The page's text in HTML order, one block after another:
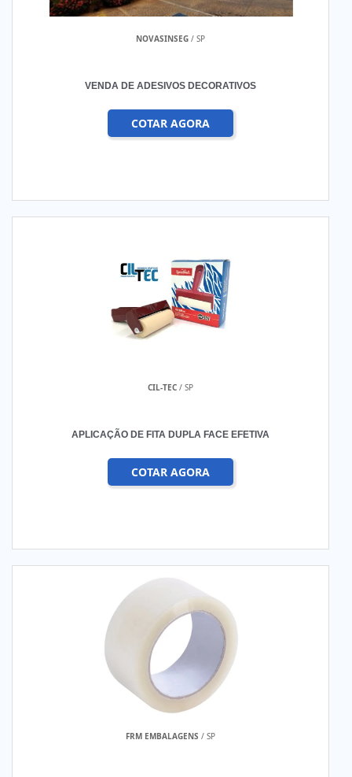
NOVASINSEG / SP
VENDA DE ADESIVOS DECORATIVOS
COTAR AGORA
CIL-TEC / SP
APLICAÇÃO DE FITA DUPLA FACE EFETIVA
COTAR AGORA
FRM EMBALAGENS / SP